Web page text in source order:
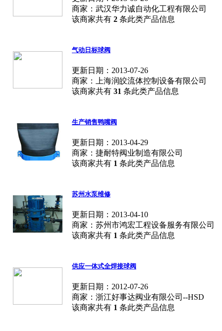
商家：武汉华力诚自动化工程有限公司
该商家共有 2 条此类产品信息
气动日标球阀
更新日期：2013-07-26
商家：上海润皎流体控制设备有限公司
该商家共有 31 条此类产品信息
生产销售鸭嘴阀
更新日期：2013-04-29
商家：捷耐特阀业制造有限公司
该商家共有 1 条此类产品信息
苏州水泵维修
更新日期：2013-04-10
商家：苏州市鸿宏工程设备服务有限公司
该商家共有 1 条此类产品信息
供应一体式全焊接球阀
更新日期：2012-07-26
商家：浙江好事达阀业有限公司--HSD
该商家共有 1 条此类产品信息